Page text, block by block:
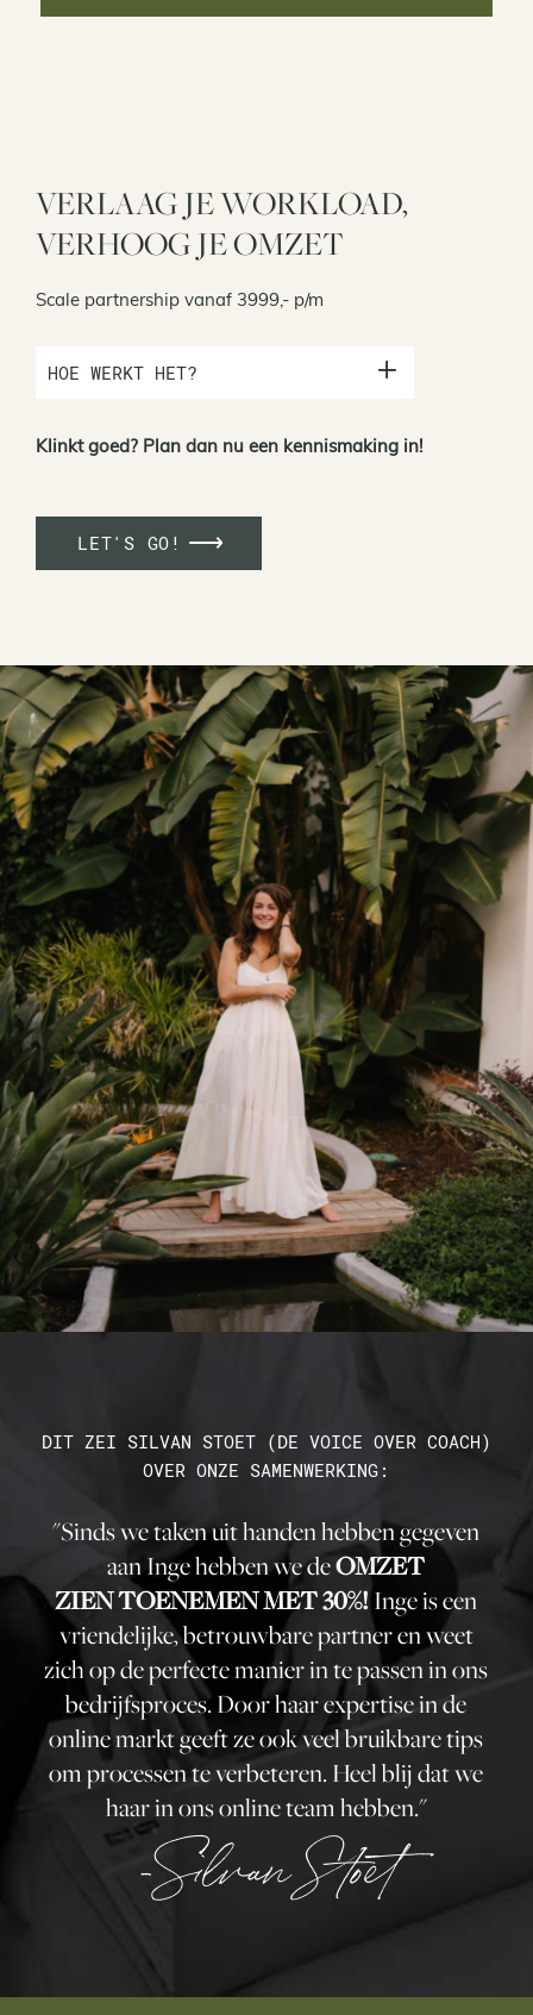
VERLAAG JE WORKLOAD,
VERHOOG JE OMZET
Scale partnership vanaf 3999,- p/m
HOE WERKT HET?
Klinkt goed? Plan dan nu een kennismaking in!
LET'S GO!
DIT ZEI SILVAN STOET (DE VOICE OVER COACH)
OVER ONZE SAMENWERKING:
"Sinds we taken uit handen hebben gegeven
aan Inge hebben we deOMZET
ZIEN TOENEMEN MET 30%! Inge is een
vriendelijke, betrouwbare partner en weet
zich op de perfecte manier in te passen in ons
bedrijfsproces. Door haar expertise in de
online markt geeft ze ook veel bruikbare tips
om processen te verbeteren. Heel blij dat we
haar in ons online team hebben."
-Silvan Stoet